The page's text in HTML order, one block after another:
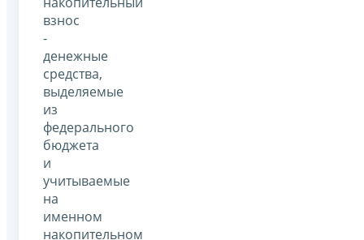
взнос
-
денежные
средства,
выделяемые
из
федерального
бюджета
и
учитываемые
на
именном
накопительном